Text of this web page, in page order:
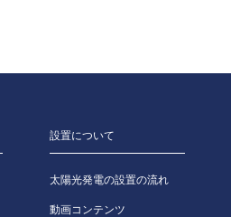
設置について
太陽光発電の設置の流れ
動画コンテンツ